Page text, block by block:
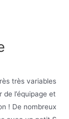
très variables
l’équipage et
! De nombreux